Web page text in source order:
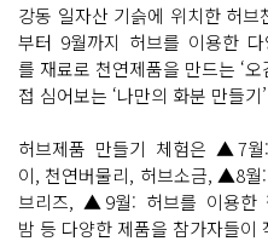
강동 일자산 기슭에 위치한 허
부터 9월까지 허브를 이용한
를 재료로 천연제품을 만드는 ‘
접 심어보는 ‘나만의 화분 만들기
허브제품 만들기 체험은 ▲7월
이, 천연버물리, 허브소금, ▲8월
브리즈, ▲9월: 허브를 이용한
밤 등 다양한 제품을 참가자들이